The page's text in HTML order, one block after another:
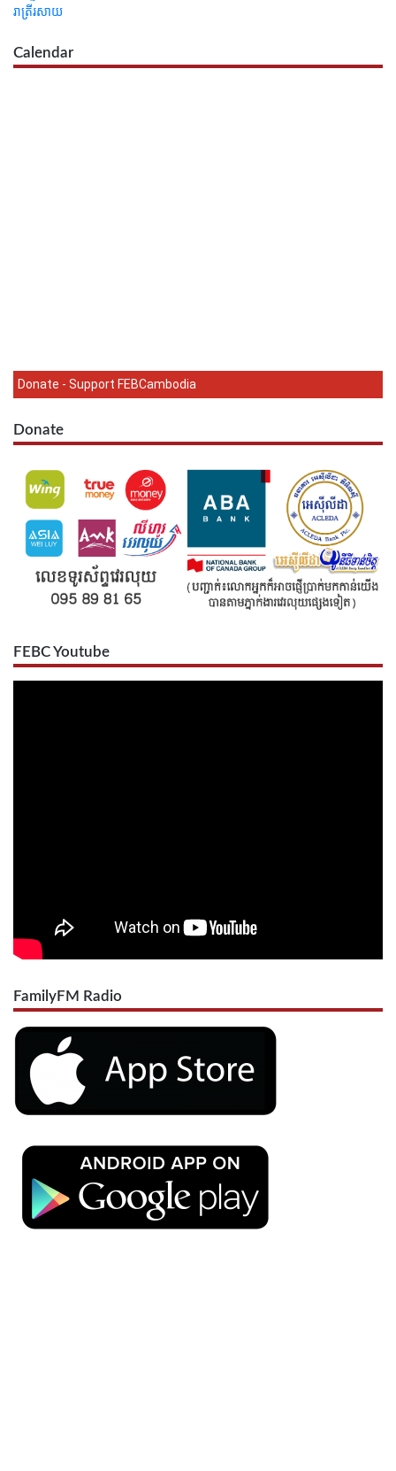
រាត្រីរសាយ
Calendar
Donate - Support FEBCambodia
Donate
FEBC Youtube
FamilyFM Radio